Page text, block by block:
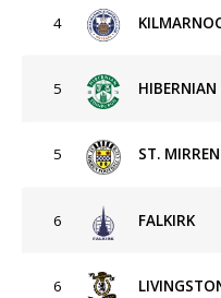
4
5 HIBERNIAN
5 ST. MIRREN
6 FALKIRK
6